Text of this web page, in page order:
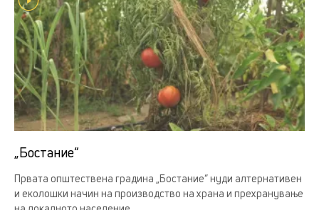
„Бостание“
Првата општествена градина „Бостание“ нуди алтернативен
и еколошки начин на производство на храна и прехранување